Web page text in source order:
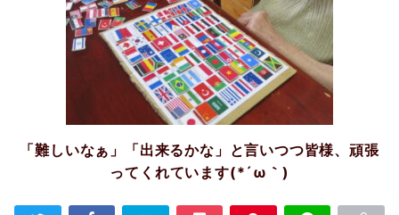
「難しいなぁ」「出来るかな」と言いつつ皆様、頑張
ってくれています(*´ω｀)